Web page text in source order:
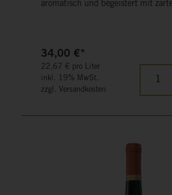
aromatisch und begeistert mit
überrascht, andererseits ist die
spürbar.
34,00 €*
22,67 € pro Liter
inkl. 19% MwSt.
zzgl. Versandkosten